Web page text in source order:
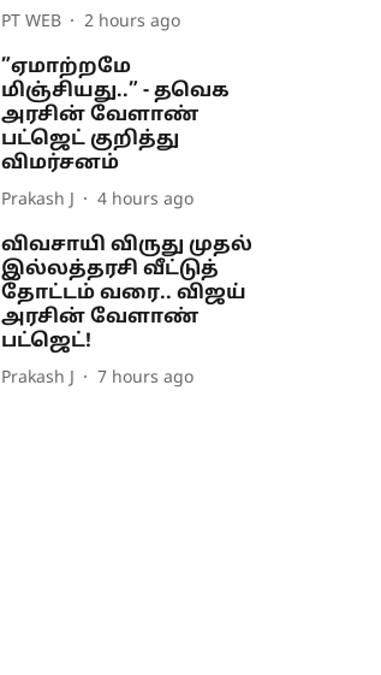
PT WEB 2 hours ago
”ஏமாற்றமே
மிஞ்சியது..” - தவெக
அரசின் வேளாண்
பட்ஜெட் குறித்து
விமர்சனம்
Prakash J 4 hours ago
விவசாயி விருது முதல்
இல்லத்தரசி வீட்டுத்
தோட்டம் வரை.. விஜய்
அரசின் வேளாண்
பட்ஜெட்!
Prakash J 7 hours ago